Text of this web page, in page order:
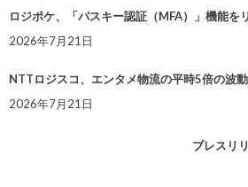
ロジポケ、「パスキー認証（MFA）」機能を
2026年7月21日
NTTロジスコ、エンタメ物流の平時5倍の波
2026年7月21日
プレスリ